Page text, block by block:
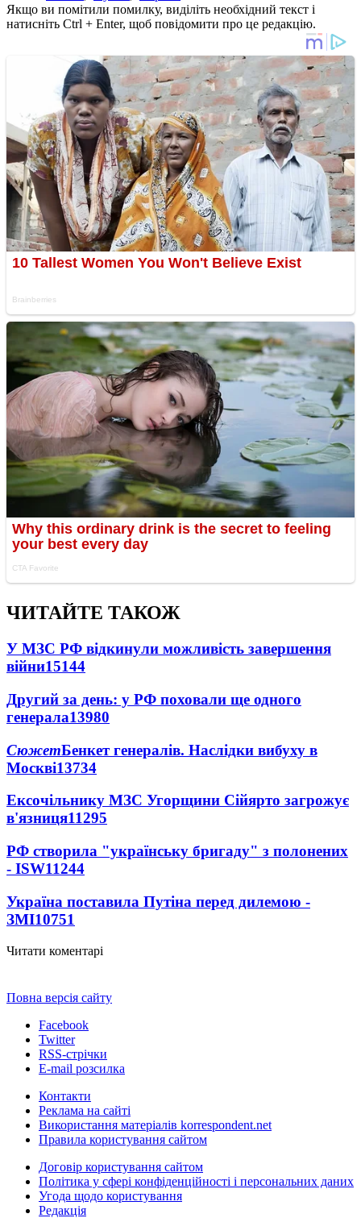
Якщо ви помітили помилку, виділіть необхідний текст і
натисніть Ctrl + Enter, щоб повідомити про це редакцію.
ЧИТАЙТЕ ТАКОЖ
У МЗС РФ відкинули можливість завершення
війни15144
Другий за день: у РФ поховали ще одного
генерала13980
СюжетБенкет генералів. Наслідки вибуху в
Москві13734
Ексочільнику МЗС Угорщини Сійярто загрожує
в'язниця11295
РФ створила "українську бригаду" з полонених
- ISW11244
Україна поставила Путіна перед дилемою -
ЗМІ10751
Читати коментарі
Повна версія сайту
Facebook
Twitter
RSS-стрічки
E-mail розсилка
Контакти
Реклама на сайті
Використання матеріалів korrespondent.net
Правила користування сайтом
Договір користування сайтом
Політика у сфері конфіденційності і персональних даних
Угода щодо користування
Редакція